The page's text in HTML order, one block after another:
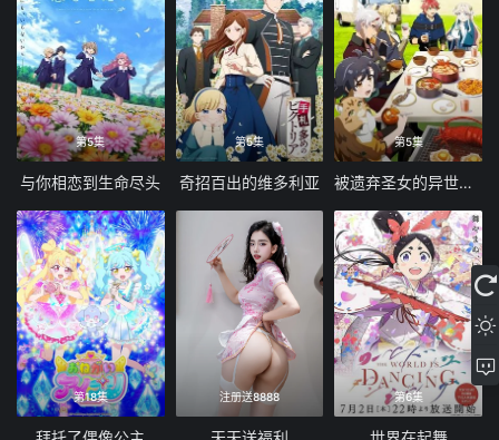
第5集
与你相恋到生命尽头
第5集
奇招百出的维多利亚
第5集
被遗弃圣女的异世界美食之旅 用隐藏技能召唤了露营车
第18集 注册送8888 第6集